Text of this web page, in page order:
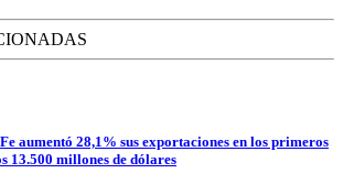
aumentó 28,1% sus exportaciones en los primeros
13.500 millones de dólares